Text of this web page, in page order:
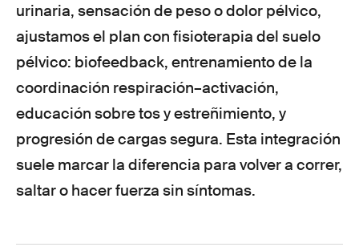
urinaria, sensación de peso o dolor pélvico,
ajustamos el plan con fisioterapia del suelo
pélvico: biofeedback, entrenamiento de la
coordinación respiración–activación,
educación sobre tos y estreñimiento, y
progresión de cargas segura. Esta integración
suele marcar la diferencia para volver a correr,
saltar o hacer fuerza sin síntomas.